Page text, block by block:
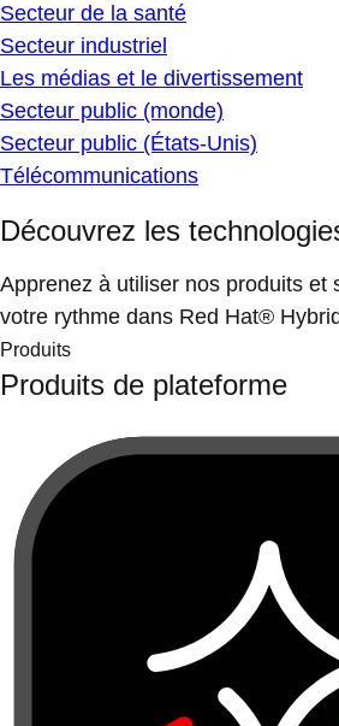
Secteur de la santé
Secteur industriel
Les médias et le divertissement
Secteur public (monde)
Secteur public (États-Unis)
Télécommunications
Découvrez les
Apprenez à utiliser nos produits et
votre rythme dans Red Hat®
Produits
Produits de plateforme